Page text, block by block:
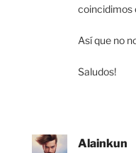
coincidimos
Así que no
Saludos!
Alainkun